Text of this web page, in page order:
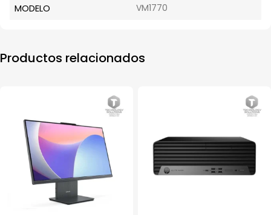
MODELO VM1770
Productos relacionados